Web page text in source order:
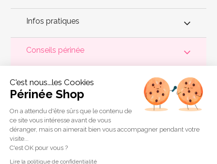
Infos pratiques
Conseils périnée
de muscler et de rééduquer le plancher pelvienpour éviter les
problèmes d'incontinence
, de pesanteur pelvienne, de manque
de sensations durant les rapports sexuels et de petites
fuites
Périnée Shop
a sélectionné les meilleures solutions
pour la rééducation périnéale et pour l'auto-traitement de
l'incontinence à domicile :
biofeedback,cônes vaginaux
connectées etaccessoires pour exercices de Kegel.
Copyright 2011 © Périnée Shop
Conditions générales de vente
C'est nous...les Cookies
Périnée Shop
On a attendu d'être sûrs que le contenu de
ce site vous intéresse avant de vous
déranger, mais on aimerait bien vous accompagner pendant votre
visite...
C'est OK pour vous ?
Lire la politique de confidentialité